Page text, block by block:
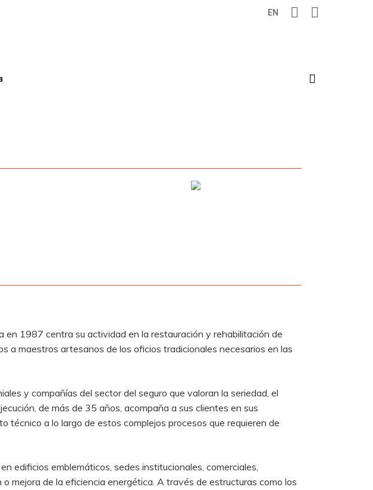
EN
en 1987 centra su actividad en la restauración y rehabilitación de
a maestros artesanos de los oficios tradicionales necesarios en las
y compañías del sector del seguro que valoran la seriedad, el
de más de 35 años, acompaña a sus clientes en sus
técnico a lo largo de estos complejos procesos que requieren de
edificios emblemáticos, sedes institucionales, comerciales,
mejora de la eficiencia energética. A través de estructuras como los